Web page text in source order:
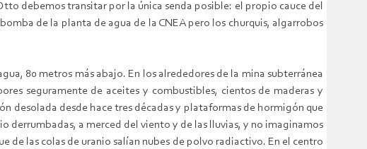
debemos transitar por la única senda posible: el propio cauce del
de la planta de agua de la CNEA pero los churquis, algarrobos
80 metros más abajo. En los alrededores de la mina subterránea
seguramente de aceites y combustibles, cientos de maderas y
desolada desde hace tres décadas y plataformas de hormigón que
derrumbadas, a merced del viento y de las lluvias, y no imaginamos
de las colas de uranio salían nubes de polvo radiactivo. En el centro